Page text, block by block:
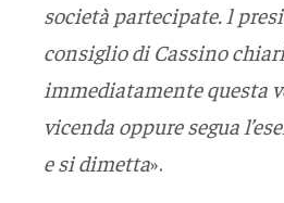
società partecipate. l
consiglio di Cassino
immediatamente questa
vicenda oppure segua
e si dimetta».